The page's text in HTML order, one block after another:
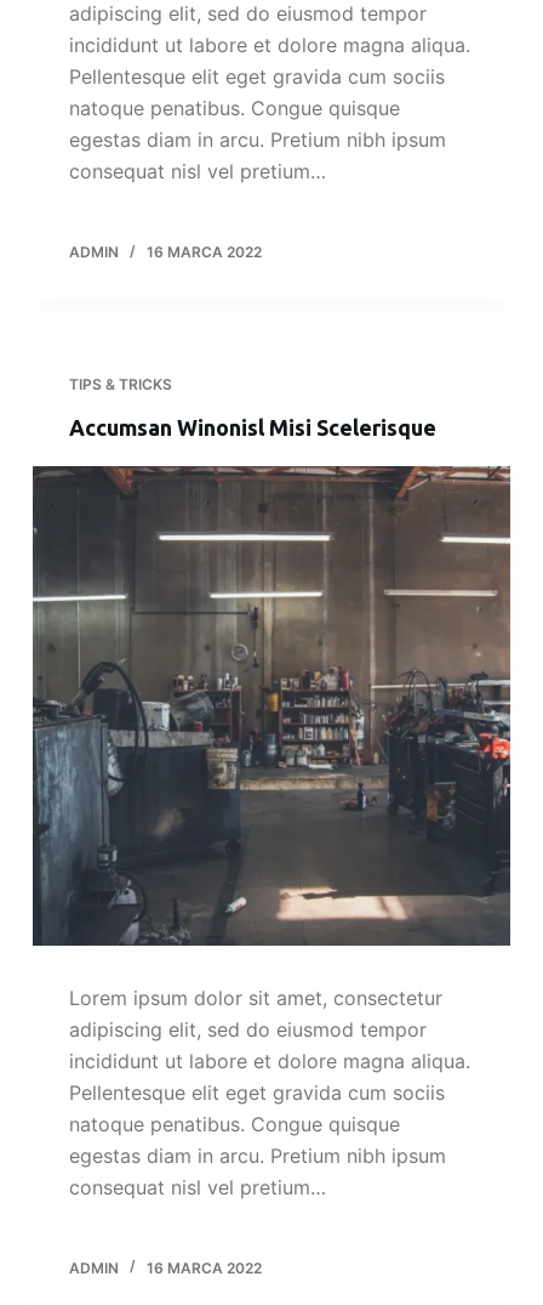
adipiscing elit, sed do eiusmod tempor
incididunt ut labore et dolore magna aliqua.
Pellentesque elit eget gravida cum sociis
natoque penatibus. Congue quisque
egestas diam in arcu. Pretium nibh ipsum
consequat nisl vel pretium…
ADMIN 16 MARCA 2022
TIPS & TRICKS
Accumsan Winonisl Misi Scelerisque
Lorem ipsum dolor sit amet, consectetur
adipiscing elit, sed do eiusmod tempor
incididunt ut labore et dolore magna aliqua.
Pellentesque elit eget gravida cum sociis
natoque penatibus. Congue quisque
egestas diam in arcu. Pretium nibh ipsum
consequat nisl vel pretium…
ADMIN 16 MARCA 2022